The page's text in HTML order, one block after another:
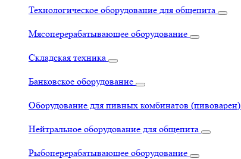
Технологическое оборудование для общепита
Мясоперерабатывающее оборудование
Складская техника
Банковское оборудование
Оборудование для пивных комбинатов (пивоварен)
Нейтральное оборудование для общепита
Рыбоперерабатывающее оборудование